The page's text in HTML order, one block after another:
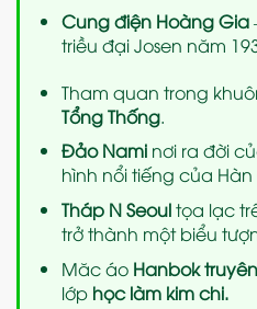
Cung điện Hoàng Gia
triều đại Josen năm
Tham quan trong
Tổng Thống.
Đảo Naminơi ra đời
hình nổi tiếng của
Tháp N Seoultọa lạc
trở thành một biểu
Măc áo Hanbok
lớp học làm kim chi.